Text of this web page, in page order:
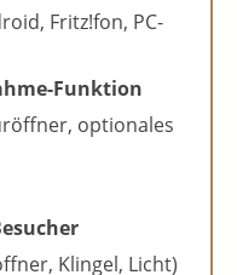
Fritz!fon, PC-
Funktion
optionales
Klingel, Licht)